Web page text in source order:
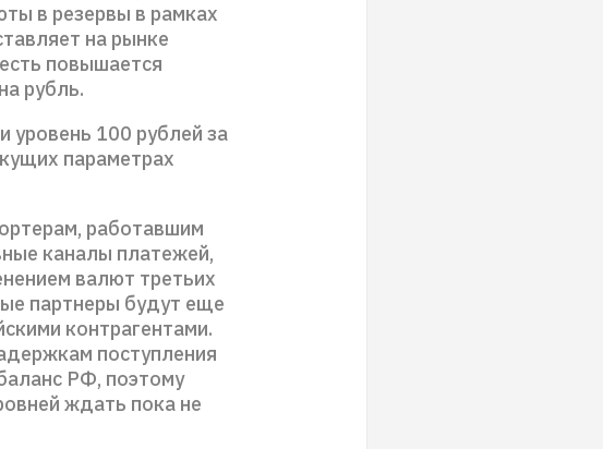
в резервы в рамках
на рынке
повышается
рубль.
уровень 100 рублей за
параметрах
работавшим
каналы платежей,
валют третьих
партнеры будут еще
контрагентами.
поступления
РФ, поэтому
ждать пока не